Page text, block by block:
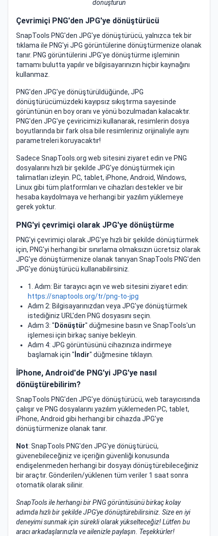
dönüştürün
Çevrimiçi PNG'den JPG'ye dönüştürücü
SnapTools PNG'den JPG'ye dönüştürücü, yalnızca tek bir
tıklama ile PNG'yi JPG görüntülerine dönüştürmenize olanak
tanır. PNG görüntülerini JPG'ye dönüştürme işleminin
tamamı bulutta yapılır ve bilgisayarınızın hiçbir kaynağını
kullanmaz.
PNG'den JPG'ye dönüştürüldüğünde, JPG
dönüştürücümüzdeki kayıpsız sıkıştırma sayesinde
görüntünün en boy oranı ve yönü bozulmadan kalacaktır.
PNG'den JPG'ye çeviricimizi kullanarak, resimlerin dosya
boyutlarında bir fark olsa bile resimleriniz orijinaliyle aynı
parametreleri koruyacaktır!
Sadece SnapTools.org web sitesini ziyaret edin ve PNG
dosyalarını hızlı bir şekilde JPG'ye dönüştürmek için
talimatları izleyin. PC, tablet, iPhone, Android, Windows,
Linux gibi tüm platformları ve cihazları destekler ve bir
hesaba kaydolmaya ve herhangi bir yazılım yüklemeye
gerek yoktur.
PNG'yi çevrimiçi olarak JPG'ye dönüştürme
PNG'yi çevrimiçi olarak JPG'ye hızlı bir şekilde dönüştürmek
için, PNG'yi herhangi bir sınırlama olmaksızın ücretsiz olarak
JPG'ye dönüştürmenize olanak tanıyan SnapTools PNG'den
JPG'ye dönüştürücü kullanabilirsiniz.
1. Adım: Bir tarayıcı açın ve web sitesini ziyaret edin:
https://snaptools.org/tr/png-to-jpg
Adım 2: Bilgisayarınızdan veya JPG'ye dönüştürmek
istediğiniz URL'den PNG dosyasını seçin.
Adım 3: " Dönüştür" düğmesine basın ve SnapTools'un
işlemesi için birkaç saniye bekleyin.
Adım 4: JPG görüntüsünü cihazınıza indirmeye
başlamak için " İndir" düğmesine tıklayın.
İPhone, Android'de PNG'yi JPG'ye nasıl
dönüştürebilirim?
SnapTools PNG'den JPG'ye dönüştürücü, web tarayıcısında
çalışır ve PNG dosyalarını yazılım yüklemeden PC, tablet,
iPhone, Android gibi herhangi bir cihazda JPG'ye
dönüştürmenize olanak tanır.
Not: SnapTools PNG'den JPG'ye dönüştürücü,
güvenebileceğiniz ve içeriğin güvenliği konusunda
endişelenmeden herhangi bir dosyayı dönüştürebileceğiniz
bir araçtır. Gönderilen/yüklenen tüm veriler 1 saat sonra
otomatik olarak silinir.
SnapTools ile herhangi bir PNG görüntüsünü birkaç kolay
adımda hızlı bir şekilde JPG'ye dönüştürebilirsiniz. Size en iyi
deneyimi sunmak için sürekli olarak yükselteceğiz! Lütfen bu
aracı arkadaşlarınızla ve ailenizle paylaşın. Teşekkürler!